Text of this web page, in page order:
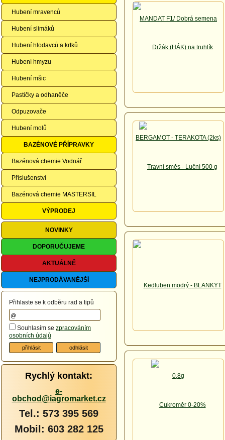
Hubení mravenců
Hubení slimáků
Hubení hlodavců a krtků
Hubení hmyzu
Hubení mšic
Pastičky a odhaněče
Odpuzovače
Hubení molů
BAZÉNOVÉ PŘÍPRAVKY
Bazénová chemie Vodnář
Příslušenství
Bazénová chemie MASTERSIL
VÝPRODEJ
NOVINKY
DOPORUČUJEME
AKTUÁLNĚ
NEJPRODÁVANĚJŠÍ
Přihlaste se k odběru rad a tipů
Souhlasím se zpracováním
osobních údajů
Rychlý kontakt:
e-
obchod@iagromarket.cz
Tel.: 573 395 569
Mobil: 603 282 125